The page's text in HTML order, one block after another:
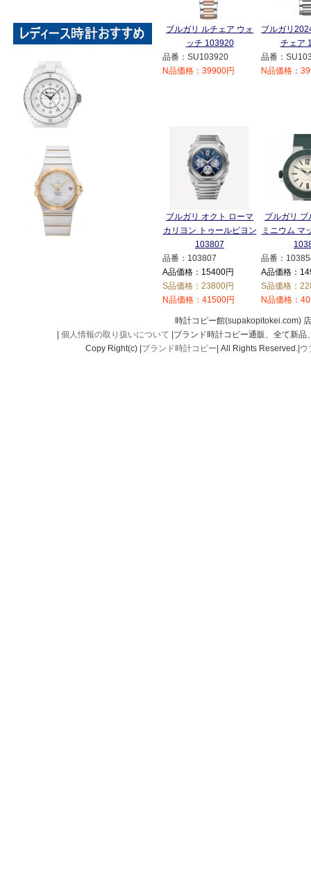
ブルガリ ルチェア ウォ
ッチ 103920
品番：SU103920
N品価格：39900円
ブルガリ
チェア
品番：
N品価格：
ブルガリ オクト ローマ
カリヨン トゥールビヨン
103807
品番：103807
A品価格：15400円
S品価格：23800円
N品価格：41500円
ブルガリ ブ
ミニウム マ
品番：
A品価格：
S品価格：
N品価格：
時計コピー館(supakopitokei.com)
個人情報の取り扱いについて |ブランド時計コピー通販、全て新
Copy Right(c) | ブランド時計コピー | All Rights Reserved.| ウ